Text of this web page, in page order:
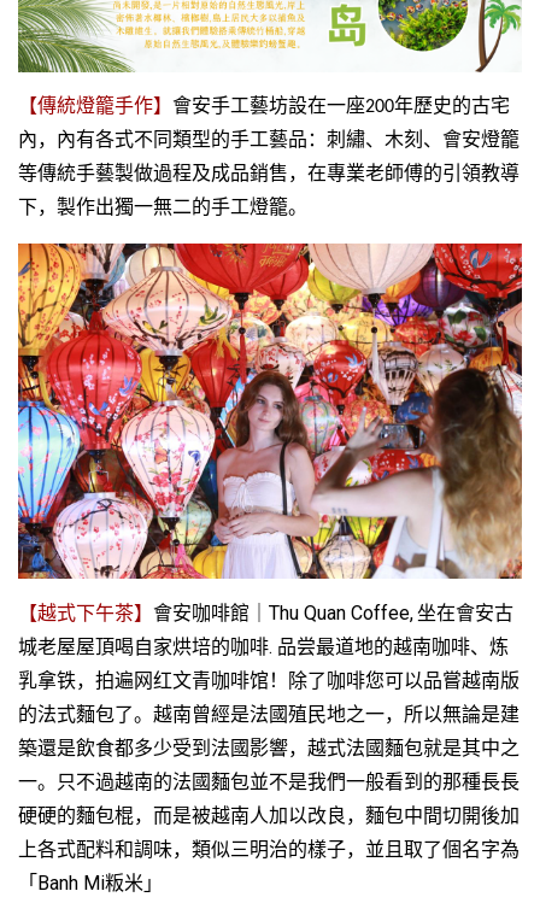
【傳統燈籠手作】 會安手工藝坊設在一座200年歷史的古宅
內，內有各式不同類型的手工藝品：刺繡、木刻、會安燈籠
等傳統手藝製做過程及成品銷售，在專業老師傅的引領教導
下，製作出獨一無二的手工燈籠。
【越式下午茶】 會安咖啡館｜ Thu Quan Coffee,坐在會安古
城老屋屋頂喝自家烘培的咖啡. 品尝最道地的越南咖啡、炼
乳拿铁，拍遍网红文青咖啡馆！除了咖啡您可以品嘗越南版
的法式麵包了。越南曾經是法國殖民地之一，所以無論是建
築還是飲食都多少受到法國影響，越式法國麵包就是其中之
一。只不過越南的法國麵包並不是我們一般看到的那種長長
硬硬的麵包棍，而是被越南人加以改良，麵包中間切開後加
上各式配料和調味，類似三明治的樣子，並且取了個名字為
「 Banh Mi粄米」